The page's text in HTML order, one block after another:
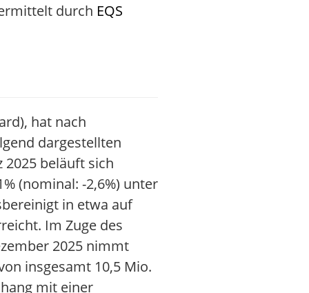
durch EQS
hat nach
dargestellten
2025 beläuft sich
(nominal: -2,6%) unter
in etwa auf
Im Zuge des
2025 nimmt
insgesamt 10,5 Mio.
mit einer